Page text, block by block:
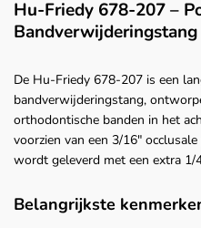
Hu-Friedy 678-207 –
De Hu-Friedy 678-207 is een
bandverwijderingstang,
orthodontische banden in het
voorzien van een 3/16"
wordt geleverd met een extra 1/
Belangrijkste